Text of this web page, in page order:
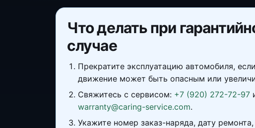
Что делать при
случае
Прекратите эксплуатацию автомобиля,
движение может быть опасным или
Свяжитесь с сервисом: +7 (920) 272-72-97
warranty@caring-service.com.
Укажите номер заказ-наряда, дату ремонта,